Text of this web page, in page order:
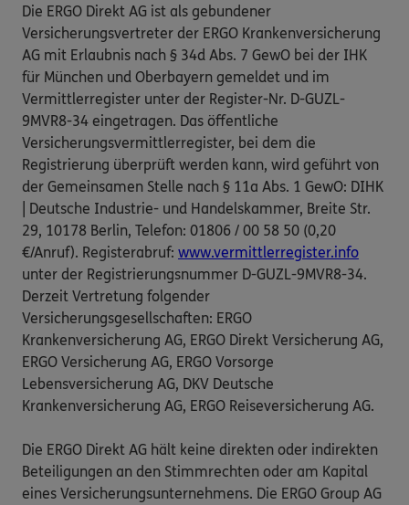
Die ERGO Direkt AG ist als gebundener
Versicherungsvertreter der ERGO Krankenversicherung
AG mit Erlaubnis nach § 34d Abs. 7 GewO bei der IHK
für München und Oberbayern gemeldet und im
Vermittlerregister unter der Register-Nr. D-GUZL-
9MVR8-34 eingetragen. Das öffentliche
Versicherungsvermittlerregister, bei dem die
Registrierung überprüft werden kann, wird geführt von
der Gemeinsamen Stelle nach § 11a Abs. 1 GewO: DIHK
| Deutsche Industrie- und Handelskammer, Breite Str.
29, 10178 Berlin, Telefon: 01806 / 00 58 50 (0,20
€/Anruf). Registerabruf: www.vermittlerregister.info
unter der Registrierungsnummer D-GUZL-9MVR8-34.
Derzeit Vertretung folgender
Versicherungsgesellschaften: ERGO
Krankenversicherung AG, ERGO Direkt Versicherung AG,
ERGO Versicherung AG, ERGO Vorsorge
Lebensversicherung AG, DKV Deutsche
Krankenversicherung AG, ERGO Reiseversicherung AG.
Die ERGO Direkt AG hält keine direkten oder indirekten
Beteiligungen an den Stimmrechten oder am Kapital
eines Versicherungsunternehmens. Die ERGO Group AG